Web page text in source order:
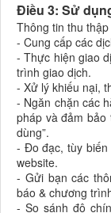
Điều 3: Sử
Thông tin thu
- Cung cấp các
- Thực hiện giao
trình giao dịch.
- Xử lý khiếu nại,
- Ngăn chặn các
pháp và đảm bảo
dùng”.
- Đo đạc, tùy
website.
- Gửi bạn các
báo & chương
- So sánh độ